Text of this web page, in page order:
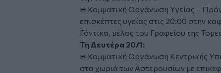
Η Κομματική Οργάνωση Υγείας –
επισκέπτες υγείας στις 20:00 στην
Γόντικα, μέλος του Γραφείου της
Τη Δευτέρα 20/1:
Η Κομματική Οργάνωση Κεντρικής
στα χωριά των Αστερουσίων με